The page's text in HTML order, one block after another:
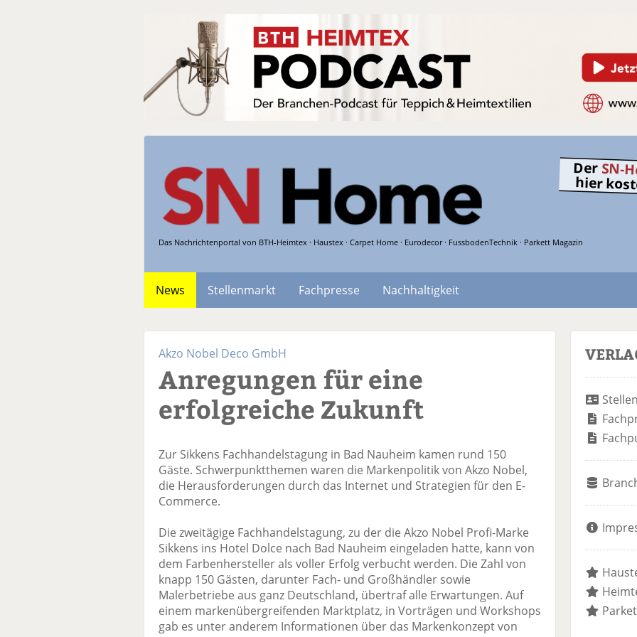
Das Nachrichtenportal von BTH-Heimtex · Haustex · Carpet Home · Eurodecor · FussbodenTechnik · Parkett Magazin
Der SN-
hier
News Stellenmarkt Fachpresse
Nachhaltigkeit
Akzo Nobel Deco GmbH
Anregungen für eine
erfolgreiche Zukunft
Zur Sikkens Fachhandelstagung in Bad Nauheim kamen rund 150
Gäste. Schwerpunktthemen waren die Markenpolitik von Akzo Nobel,
die Herausforderungen durch das Internet und Strategien für den E-
Commerce.
Die zweitägige Fachhandelstagung, zu der die Akzo Nobel Profi-Marke
Sikkens ins Hotel Dolce nach Bad Nauheim eingeladen hatte, kann von
dem Farbenhersteller als voller Erfolg verbucht werden. Die Zahl von
knapp 150 Gästen, darunter Fach- und Großhändler sowie
Malerbetriebe aus ganz Deutschland, übertraf alle Erwartungen. Auf
einem markenübergreifenden Marktplatz, in Vorträgen und Workshops
gab es unter anderem Informationen über das Markenkonzept von